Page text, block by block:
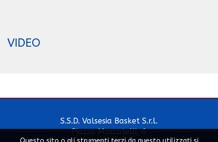
VIDEO
S.S.D. Valsesia Basket S.r.l.
Piazza Moscatelli, 6